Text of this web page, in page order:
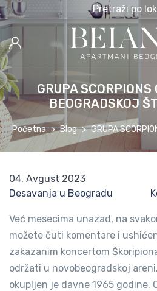
Pretraži po
GRUPA SCORPIONS
BEOGRADSKOJ
Početna Blog GRUPA
04. Avgust 2023
Desavanja u Beogradu
Već mesecima unazad, na
možete čuti komentare i
zakazanim koncertom
održati u novobeogradskoj
okupljen je davne 1965 godine.